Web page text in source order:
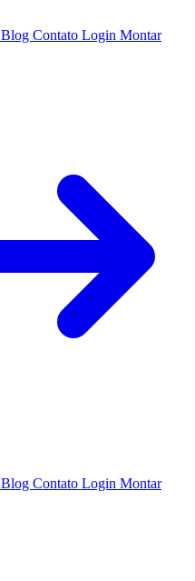
Blog Contato Login Montar
Blog Contato Login Montar